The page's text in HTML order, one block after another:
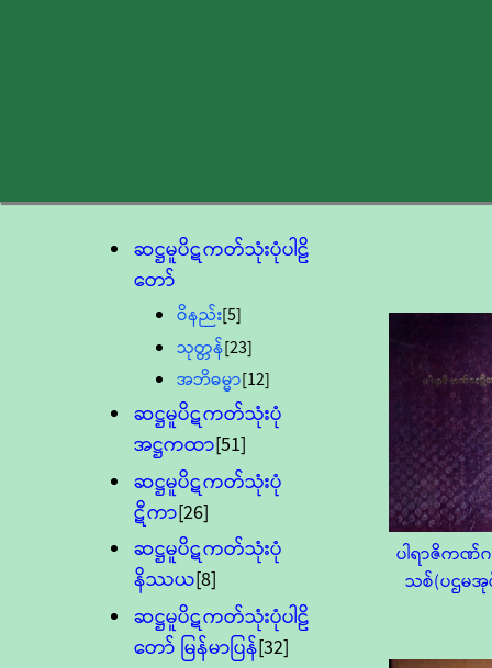
ဆဋ္ဌမူပိဋကတ်သုံးပုံပါဠိ
တော်
ဝိနည်း[5]
သုတ္တန်[23]
အဘိဓမ္မာ[12]
ဆဋ္ဌမူပိဋကတ်သုံးပုံ
အဋ္ဌကထာ[51]
ဆဋ္ဌမူပိဋကတ်သုံးပုံ
ဋီကာ[26]
ဆဋ္ဌမူပိဋကတ်သုံးပုံ
နိဿယ[8]
ဆဋ္ဌမူပိဋကတ်သုံးပုံပါဠိ
တော် မြန်မာပြန်[32]
ပါရာဇိကဏ်
သစ်(ပဌမအု